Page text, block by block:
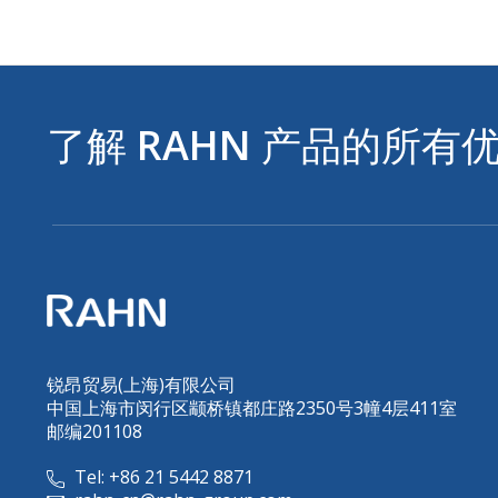
了解 RAHN 产品的所有
锐昂贸易(上海)有限公司
中国上海市闵行区颛桥镇都庄路2350号3幢4层411室
邮编201108
Tel: +86 21 5442 8871